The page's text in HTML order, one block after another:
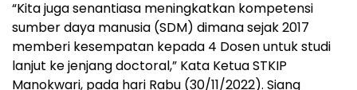
“Kita juga senantiasa meningkatkan kompetensi
sumber daya manusia (SDM) dimana sejak 2017
memberi kesempatan kepada 4 Dosen untuk studi
lanjut ke jenjang doctoral,” Kata Ketua STKIP
Manokwari, pada hari Rabu (30/11/2022). Siang